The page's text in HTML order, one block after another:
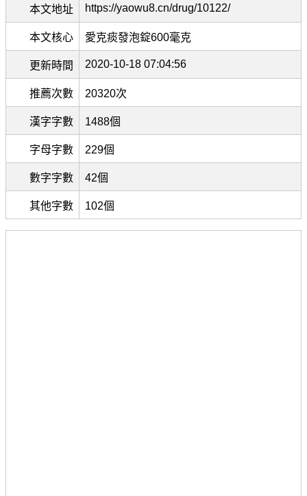
本文地址 https://yaowu8.cn/drug/10122/
本文核心 愛克痰發泡錠600毫克
更新時間 2020-10-18 07:04:56
推薦次數 20320次
漢字字數 1488個
字母字數 229個
數字字數 42個
其他字數 102個